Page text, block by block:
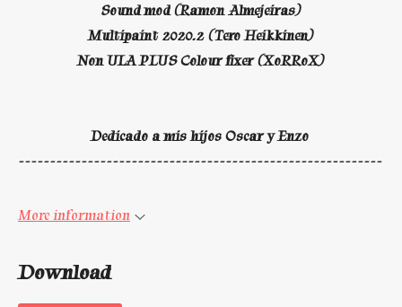
Sound mod (Ramon Almejeiras)
Multipaint 2020.2 (Tero Heikkinen)
Non ULA PLUS Colour fixer (XoRRoX)
Dedicado a mis hijos Oscar y Enzo
----------------------------------------------------------
More information
Download